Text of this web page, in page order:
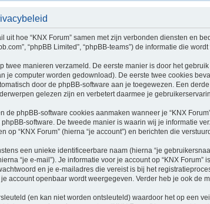
uit hoe “KNX Forum” samen met zijn verbonden diensten en
“phpBB Limited”, “phpBB-teams”) de informatie die
twee manieren verzameld. De eerste manier is door het
je computer worden gedownload). De eerste twee cookies
door de phpBB-software aan je toegewezen. Een
gelezen zijn en verbetert daarmee je
de phpBB-software cookies aanmaken wanneer je “KNX
software. De tweede manier is waarin wij je informatie
op “KNX Forum” (hierna “je account”) en berichten die
een unieke identificeerbare naam (hierna “je
“je e-mail”). Je informatie voor je account op “KNX
en je e-mailadres die vereist is bij het
account openbaar wordt weergegeven. Verder heb je ook
(en kan niet worden ontsleuteld) waardoor het op een